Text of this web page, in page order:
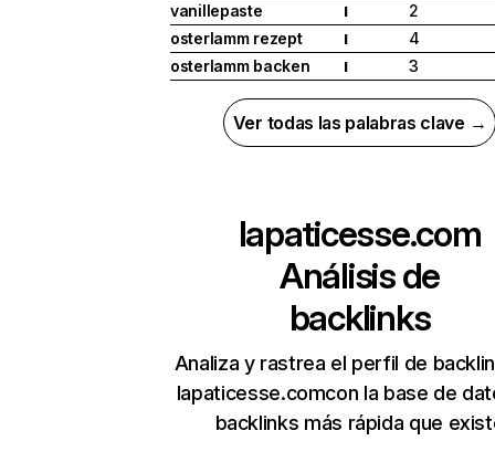
vanillepaste
I
2
osterlamm rezept
I
4
osterlamm backen
I 3
Ver todas las palabras clave →
lapaticesse.com
Análisis de
backlinks
Analiza y rastrea el perfil de
lapaticesse.comcon la base de
backlinks más rápida que